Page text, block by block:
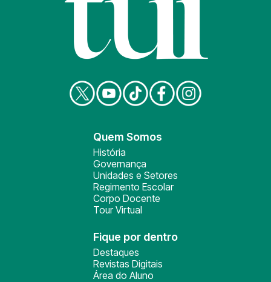
Quem Somos
História
Governança
Unidades e Setores
Regimento Escolar
Corpo Docente
Tour Virtual
Fique por dentro
Destaques
Revistas Digitais
Área do Aluno